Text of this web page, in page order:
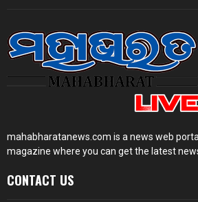
mahabharatanews.com is a news web
magazine where you can get the latest
CONTACT US